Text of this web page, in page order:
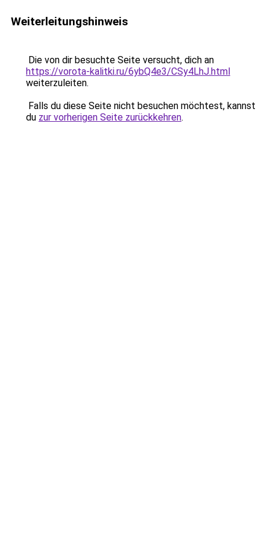
Weiterleitungshinweis
Die von dir besuchte Seite versucht, dich an
https://vorota-kalitki.ru/6ybQ4e3/CSy4LhJ.html
weiterzuleiten.
Falls du diese Seite nicht besuchen möchtest, kannst
du zur vorherigen Seite zurückkehren.